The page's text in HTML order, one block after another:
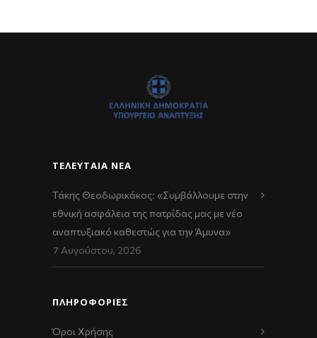
ΤΕΛΕΥΤΑΊΑ ΝΈΑ
Τάκης Θεοδωρικάκος: «Συμβάλλουμε στην
εθνική ασφάλεια της πατρίδας μας με νέο
αναπτυξιακό καθεστώς για την Άμυνα»
7 Αυγούστου, 2026
ΠΛΗΡΟΦΟΡΙΕΣ
Όροι Χρήσης